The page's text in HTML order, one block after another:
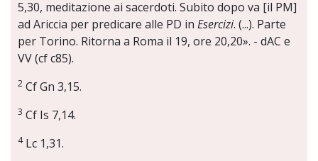
5,30, meditazione ai sacerdoti. Subito dopo va [il PM]
ad Ariccia per predicare alle PD in Esercizi. (...). Parte
per Torino. Ritorna a Roma il 19, ore 20,20». - dAC e
VV (cf c85).
2 Cf Gn 3,15.
3 Cf Is 7,14.
4Lc 1,31.